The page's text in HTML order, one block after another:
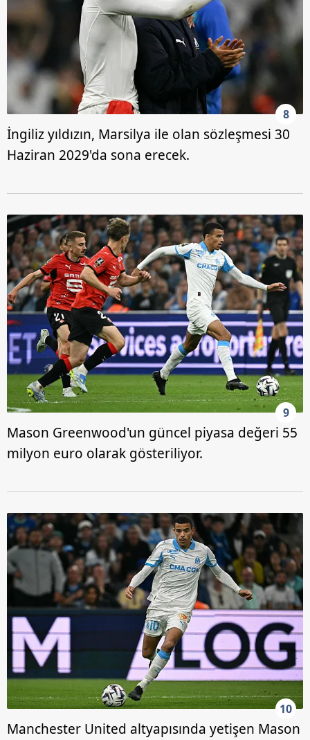
8
İngiliz yıldızın, Marsilya ile olan sözleşmesi 30
Haziran 2029'da sona erecek.
9
Mason Greenwood'un güncel piyasa değeri 55
milyon euro olarak gösteriliyor.
10
Manchester United altyapısında yetişen Mason